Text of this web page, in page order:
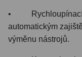
• Rychloupínací
automatickým
výměnu nástrojů.